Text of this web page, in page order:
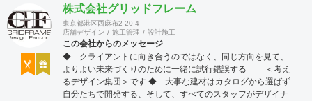
株式会社グリッドフレーム
東京都港区西麻布2-20-4
店舗デザイン
施工管理 設計施工
この会社からのメッセージ
◆ クライアントに向き合うのではなく、同じ方向を見て、
よりよい未来づくりのために一緒に試行錯誤する ＜考え
るデザイン集団＞です ◆ 大事な建材はカタログから選ばず
自分たちで開発する、そして、すべてのスタッフがデザイナ